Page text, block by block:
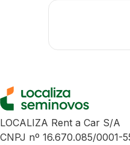
LOCALIZA Rent a Car S/A
CNPJ nº 16.670.085/0001-